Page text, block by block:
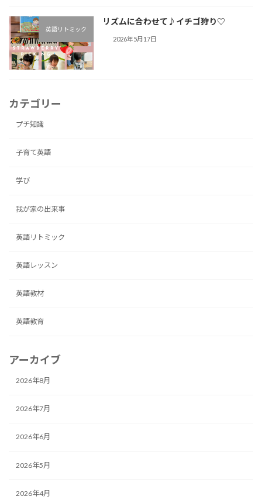
英語リトミック
リズムに合わせて♪︎イチゴ狩り♡
2026年5月17日
カテゴリー
プチ知識
子育て英語
学び
我が家の出来事
英語リトミック
英語レッスン
英語教材
英語教育
アーカイブ
2026年8月
2026年7月
2026年6月
2026年5月
2026年4月